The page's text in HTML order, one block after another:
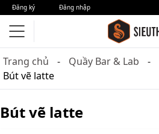
Đăng ký Đăng nhập
Trang chủ Quầy Bar & Lab
Bút vẽ latte
Bút vẽ latte